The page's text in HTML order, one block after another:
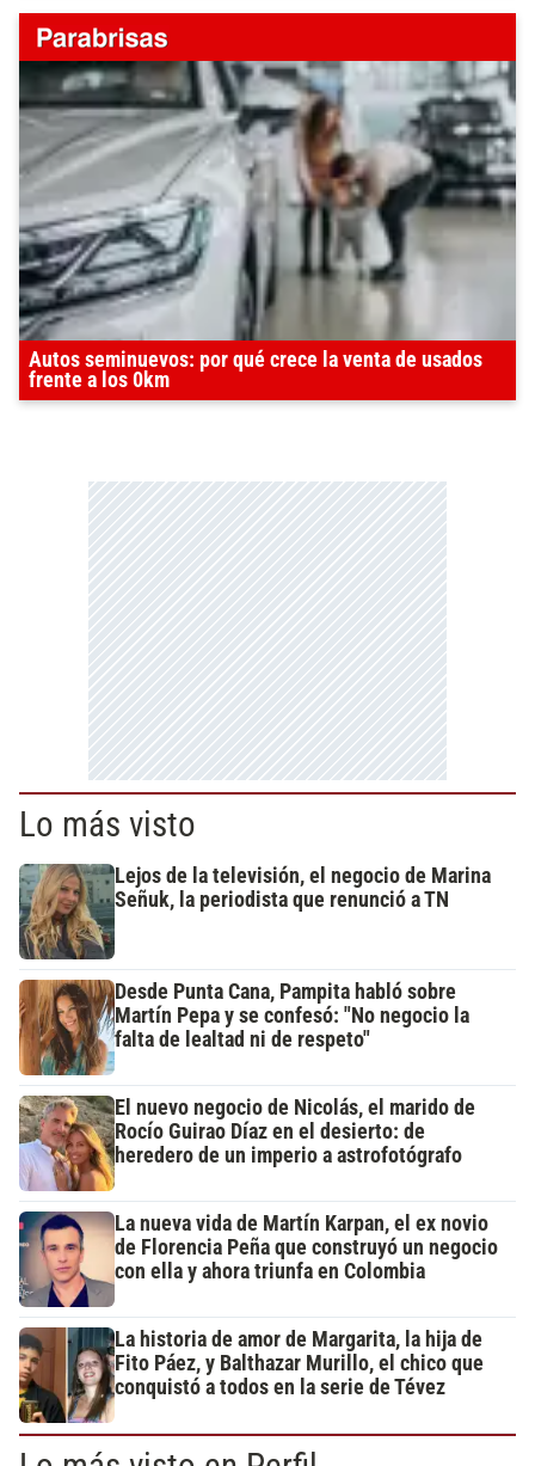
Autos seminuevos: por qué crece la venta de usados
frente a los 0km
Lo más visto
Lejos de la televisión, el negocio de Marina
Señuk, la periodista que renunció a TN
Desde Punta Cana, Pampita habló sobre
Martín Pepa y se confesó: "No negocio la
falta de lealtad ni de respeto"
El nuevo negocio de Nicolás, el marido de
Rocío Guirao Díaz en el desierto: de
heredero de un imperio a astrofotógrafo
La nueva vida de Martín Karpan, el ex novio
de Florencia Peña que construyó un negocio
con ella y ahora triunfa en Colombia
La historia de amor de Margarita, la hija de
Fito Páez, y Balthazar Murillo, el chico que
conquistó a todos en la serie de Tévez